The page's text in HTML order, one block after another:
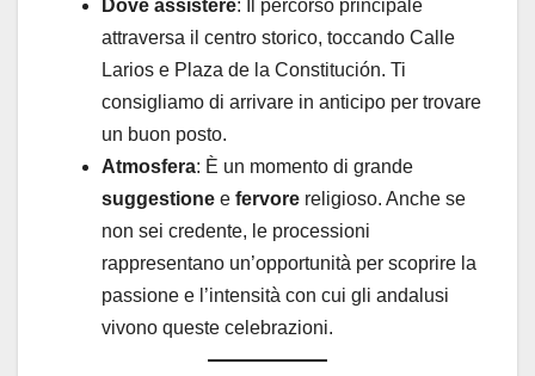
Dove assistere: Il percorso principale
attraversa il centro storico, toccando Calle
Larios e Plaza de la Constitución. Ti
consigliamo di arrivare in anticipo per trovare
un buon posto.
Atmosfera: È un momento di grande
suggestione e fervore religioso. Anche se
non sei credente, le processioni
rappresentano un’opportunità per scoprire la
passione e l’intensità con cui gli andalusi
vivono queste celebrazioni.